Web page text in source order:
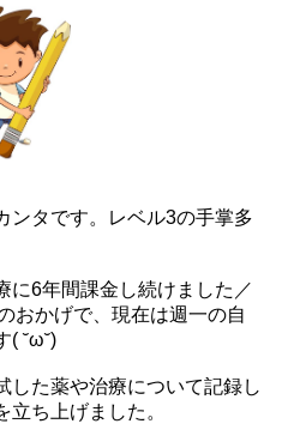
ンタです。レベル3の手掌多
に6年間課金し続けました／
おかげで、現在は週一の自
( ˘ω˘)
した薬や治療について記録し
ち上げました。